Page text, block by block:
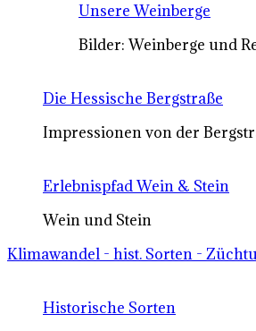
Unsere Weinberge
Bilder: Weinberge und
Die Hessische Bergstraße
Impressionen von der
Erlebnispfad Wein & Stein
Wein und Stein
Klimawandel - hist. Sorten -
Historische Sorten